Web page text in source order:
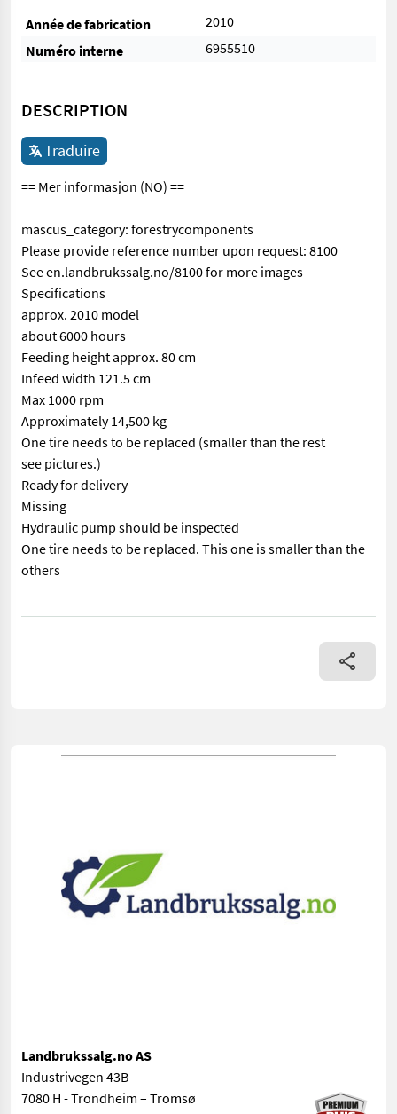
Année de fabrication
2010
Numéro interne
6955510
DESCRIPTION
Traduire
== Mer informasjon (NO) ==
mascus_category: forestrycomponents
Please provide reference number upon request: 8100
See en.landbrukssalg.no/8100 for more images
Specifications
approx. 2010 model
about 6000 hours
Feeding height approx. 80 cm
Infeed width 121.5 cm
Max 1000 rpm
Approximately 14,500 kg
One tire needs to be replaced (smaller than the rest
see pictures.)
Ready for delivery
Missing
Hydraulic pump should be inspected
One tire needs to be replaced. This one is smaller than the
others
== Mer informasjon (NO) == mascus_category:
Landbrukssalg.no AS
Industrivegen 43B
7080 H - Trondheim – Tromsø